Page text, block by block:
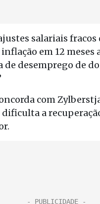
salariais
em 12 meses
de desemprego de
com
a